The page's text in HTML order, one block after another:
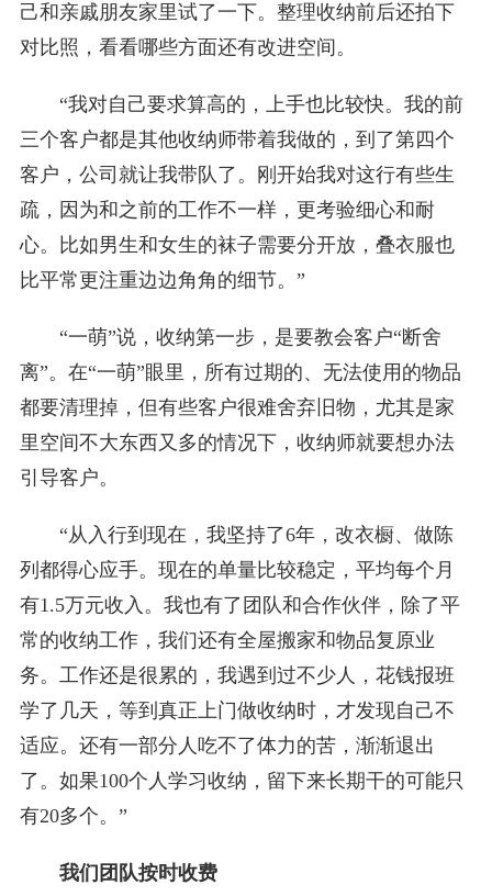
己和亲戚朋友家里试了一下。整理收纳前后还拍下
对比照，看看哪些方面还有改进空间。
“我对自己要求算高的，上手也比较快。我的前
三个客户都是其他收纳师带着我做的，到了第四个
客户，公司就让我带队了。刚开始我对这行有些生
疏，因为和之前的工作不一样，更考验细心和耐
心。比如男生和女生的袜子需要分开放，叠衣服也
比平常更注重边边角角的细节。”
“一萌”说，收纳第一步，是要教会客户“断舍
离”。在“一萌”眼里，所有过期的、无法使用的物品
都要清理掉，但有些客户很难舍弃旧物，尤其是家
里空间不大东西又多的情况下，收纳师就要想办法
引导客户。
“从入行到现在，我坚持了6年，改衣橱、做陈
列都得心应手。现在的单量比较稳定，平均每个月
有1.5万元收入。我也有了团队和合作伙伴，除了平
常的收纳工作，我们还有全屋搬家和物品复原业
务。工作还是很累的，我遇到过不少人，花钱报班
学了几天，等到真正上门做收纳时，才发现自己不
适应。还有一部分人吃不了体力的苦，渐渐退出
了。如果100个人学习收纳，留下来长期干的可能只
有20多个。”
我们团队按时收费